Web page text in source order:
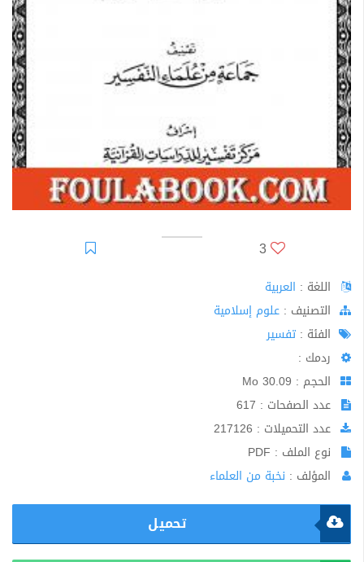
3
اللغة : العربية
اﻟﺘﺼﻨﻴﻒ : علوم إسلامية
الفئة : تفسير
ردمك :
الحجم : 30.09 Mo
عدد الصفحات : 617
عدد التحميلات : 217126
نوع الملف : PDF
المؤلف : نخبة من العلماء
تحميل